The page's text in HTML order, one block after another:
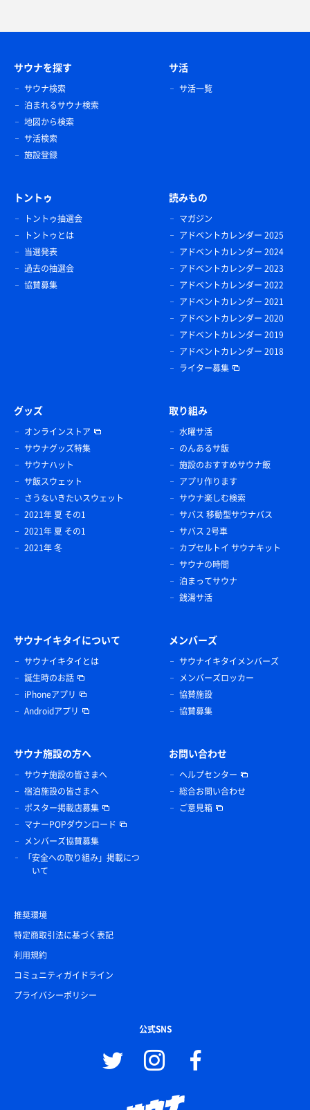
サウナを探す
サウナ検索
泊まれるサウナ検索
地図から検索
サ活検索
施設登録
サ活
サ活一覧
トントゥ
トントゥ抽選会
トントゥとは
当選発表
過去の抽選会
協賛募集
読みもの
マガジン
アドベントカレンダー 2025
アドベントカレンダー 2024
アドベントカレンダー 2023
アドベントカレンダー 2022
アドベントカレンダー 2021
アドベントカレンダー 2020
アドベントカレンダー 2019
アドベントカレンダー 2018
ライター募集
グッズ
オンラインストア
サウナグッズ特集
サウナハット
サ飯スウェット
さうないきたいスウェット
2021年 夏 その1
2021年 夏 その1
2021年 冬
取り組み
水曜サ活
のんあるサ飯
施設のおすすめサウナ飯
アプリ作ります
サウナ楽しむ検索
サバス 移動型サウナバス
サバス 2号車
カプセルトイ サウナキット
サウナの時間
泊まってサウナ
銭湯サ活
サウナイキタイについて
サウナイキタイとは
誕生時のお話
iPhoneアプリ
Androidアプリ
メンバーズ
サウナイキタイメンバーズ
メンバーズロッカー
協賛施設
協賛募集
サウナ施設の方へ
サウナ施設の皆さまへ
宿泊施設の皆さまへ
ポスター掲載店募集
マナーPOPダウンロード
メンバーズ協賛募集
「安全への取り組み」掲載につ
いて
お問い合わせ
ヘルプセンター
総合お問い合わせ
ご意見箱
推奨環境
特定商取引法に基づく表記
利用規約
コミュニティガイドライン
プライバシーポリシー
公式SNS